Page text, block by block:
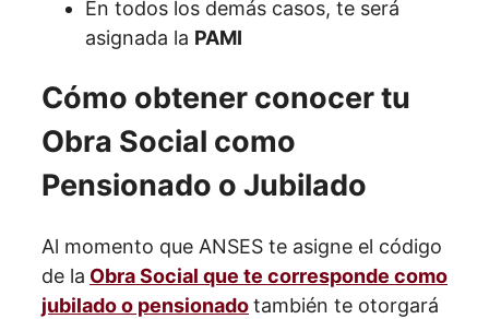
En todos los demás casos, te será
asignada la PAMI
Cómo obtener conocer tu
Obra Social como
Pensionado o Jubilado
Al momento que ANSES te asigne el código
de la Obra Social que te corresponde como
jubilado o pensionadotambién te otorgará